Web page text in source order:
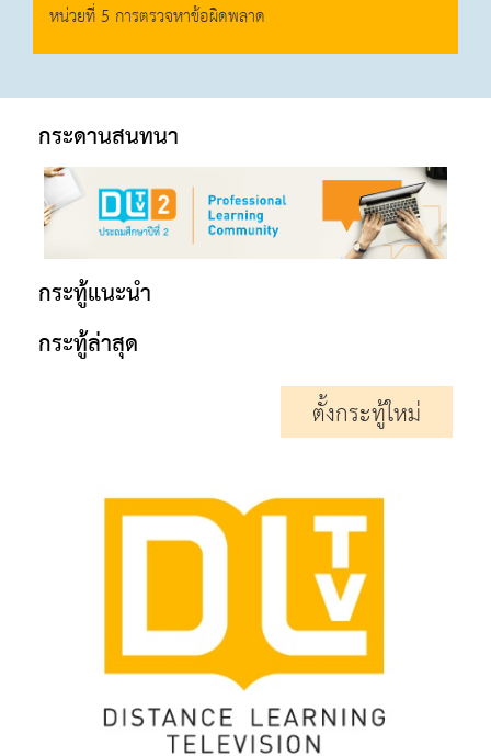
หน่วยที่ 5 การตรวจหาข้อผิดพลาด
กระดานสนทนา
กระทู้แนะนำ
กระทู้ล่าสุด
ตั้งกระทู้ใหม่